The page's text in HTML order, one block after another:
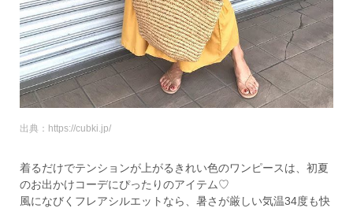
出典：https://cubki.jp/
着るだけでテンションが上がるきれい色のワンピースは、初夏
のお出かけコーデにぴったりのアイテム♡
風になびくフレアシルエットなら、暑さが厳しい気温34度も快